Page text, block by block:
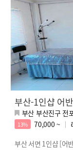
부산-1인샵 어
부산 부산진구 전
13% 70,000 ~
부산 서면 1인샵 [어